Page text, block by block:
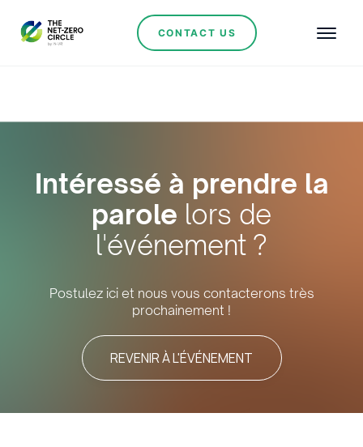
CONTACT US
Intéressé à prendre la
parole lors de
l'événement ?
Postulez ici et nous vous contacterons très
prochainement !
REVENIR À L'ÉVÉNEMENT